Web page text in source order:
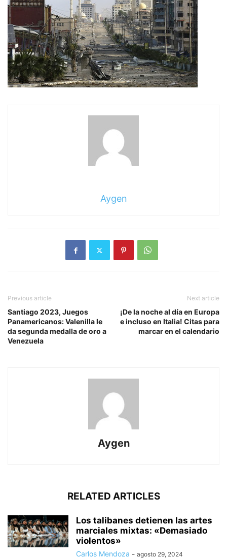
Aygen
Previous article
Santiago 2023, Juegos
Panamericanos: Valenilla le
da segunda medalla de oro a
Venezuela
Next article
¡De la noche al día en Europa
e incluso en Italia! Citas para
marcar en el calendario
Aygen
RELATED ARTICLES
Los talibanes detienen las artes
marciales mixtas: «Demasiado
violentos»
Carlos Mendoza - agosto 29, 2024